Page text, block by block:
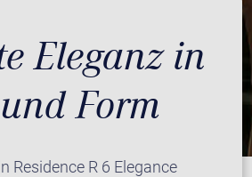
Eleganz in
Form
Residence R 6 Elegance